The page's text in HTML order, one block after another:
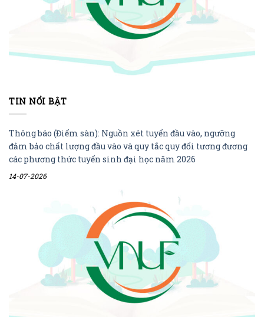
TIN NỔI BẬT
Thông báo (Điểm sàn): Nguồn xét tuyển đầu vào, ngưỡng
đảm bảo chất lượng đầu vào và quy tắc quy đổi tương đương
các phương thức tuyển sinh đại học năm 2026
14-07-2026